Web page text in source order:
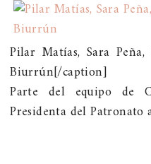
Pilar Matías, Sara
Biurrún[/caption]
Parte del equipo de
Presidenta del Patronato